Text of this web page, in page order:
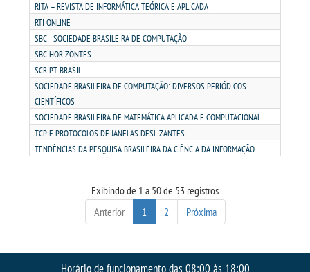
RITA – REVISTA DE INFORMÁTICA TEÓRICA E APLICADA
RTI ONLINE
SBC - SOCIEDADE BRASILEIRA DE COMPUTAÇÃO
SBC HORIZONTES
SCRIPT BRASIL
SOCIEDADE BRASILEIRA DE COMPUTAÇÃO: DIVERSOS PERIÓDICOS
CIENTÍFICOS
SOCIEDADE BRASILEIRA DE MATEMÁTICA APLICADA E COMPUTACIONAL
TCP E PROTOCOLOS DE JANELAS DESLIZANTES
TENDÊNCIAS DA PESQUISA BRASILEIRA DA CIÊNCIA DA INFORMAÇÃO
Exibindo de 1 a 50 de 53 registros
Anterior
1 2 Próxima
Horário de funcionamento das 08:00 às 18:00